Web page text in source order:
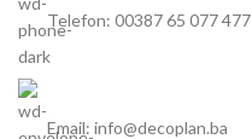
Telefon: 00387 65 077 477
Email: info@decoplan.ba